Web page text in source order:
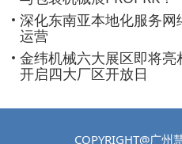
配混造粒、管道
无纺布、化纤纺
型机、塑料回收
单螺杆/双螺杆
辅机等配套件。
人，技术管理人
深化东南亚本地化服务
运营
金纬机械六大展区即将亮
开启四大厂区开放日
COPYRIGHT@广州